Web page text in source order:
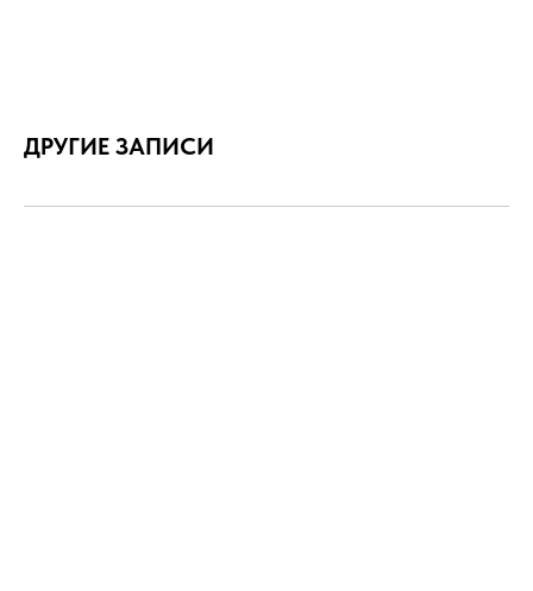
ДРУГИЕ ЗАПИСИ